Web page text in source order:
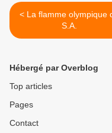
< La flamme olympique du
S.A.
Hébergé par Overblog
Top articles
Pages
Contact